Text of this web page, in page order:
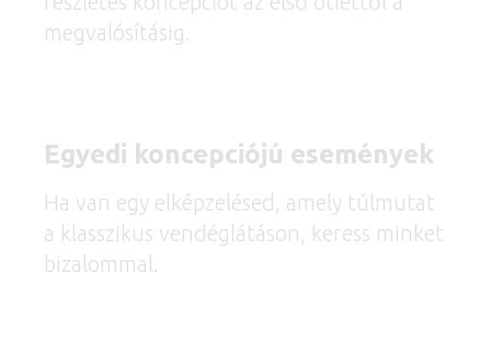
megvalósításig.
Egyedi koncepciójú események
Ha van egy elképzelésed, amely túlmutat
a klasszikus vendéglátáson, keress minket
bizalommal.